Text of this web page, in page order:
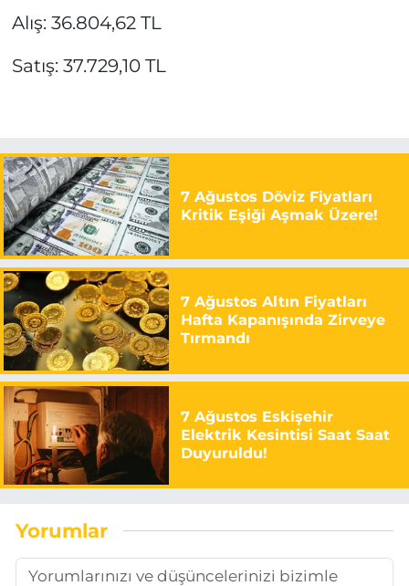
Alış: 36.804,62 TL
Satış: 37.729,10 TL
7 Ağustos Döviz Fiyatları
Kritik Eşiği Aşmak Üzere!
7 Ağustos Altın Fiyatları
Hafta Kapanışında Zirveye
Tırmandı
7 Ağustos Eskişehir
Elektrik Kesintisi Saat Saat
Duyuruldu!
Yorumlar